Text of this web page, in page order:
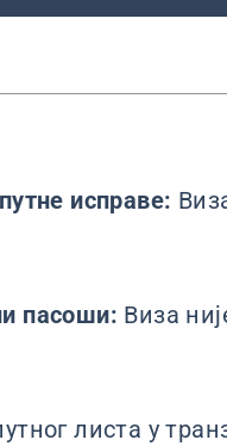
исправе:
пасоши: Виза
листа у